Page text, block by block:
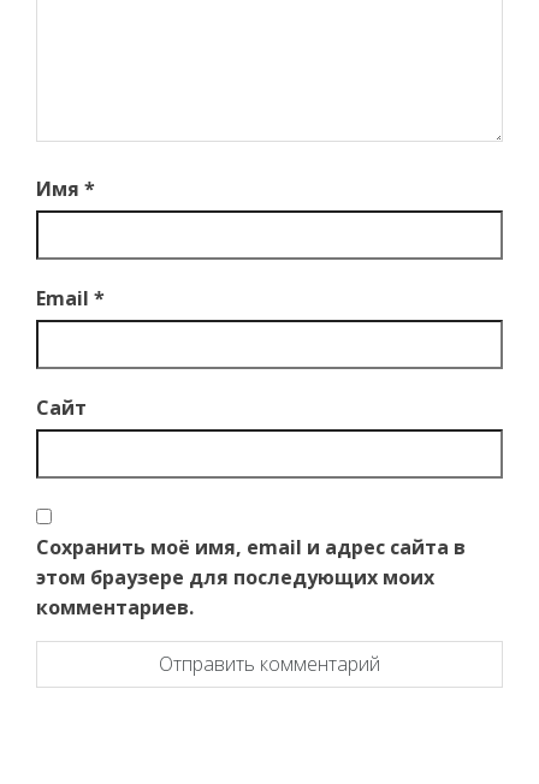
Имя *
Email *
Сайт
Сохранить моё имя, email и адрес сайта в
этом браузере для последующих моих
комментариев.